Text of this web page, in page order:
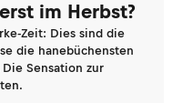
im Herbst?
Zeit: Dies sind die
die hanebüchensten
Sensation zur